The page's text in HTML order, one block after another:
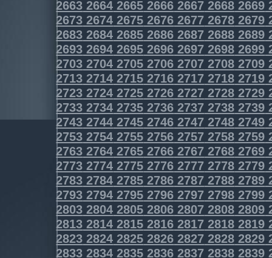
2663 2664 2665 2666 2667 2668 2669
2673 2674 2675 2676 2677 2678 2679
2683 2684 2685 2686 2687 2688 2689
2693 2694 2695 2696 2697 2698 2699
2703 2704 2705 2706 2707 2708 2709
2713 2714 2715 2716 2717 2718 2719
2723 2724 2725 2726 2727 2728 2729
2733 2734 2735 2736 2737 2738 2739
2743 2744 2745 2746 2747 2748 2749
2753 2754 2755 2756 2757 2758 2759
2763 2764 2765 2766 2767 2768 2769
2773 2774 2775 2776 2777 2778 2779
2783 2784 2785 2786 2787 2788 2789
2793 2794 2795 2796 2797 2798 2799
2803 2804 2805 2806 2807 2808 2809
2813 2814 2815 2816 2817 2818 2819
2823 2824 2825 2826 2827 2828 2829
2833 2834 2835 2836 2837 2838 2839